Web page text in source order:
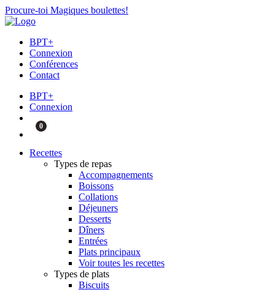
Procure-toi Magiques boulettes!
BPT+
Connexion
Conférences
Contact
BPT+
Connexion
0
Recettes
Types de repas
Accompagnements
Boissons
Collations
Déjeuners
Desserts
Dîners
Entrées
Plats principaux
Voir toutes les recettes
Types de plats
Biscuits